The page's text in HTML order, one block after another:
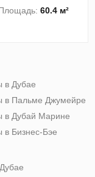
60.4 м²
в Дубае
в Пальме Джумейре
в Дубай Марине
в Бизнес-Бэе